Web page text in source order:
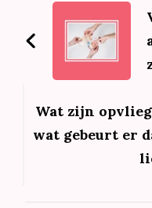
navigatie
Wat zijn
wat gebeurt er